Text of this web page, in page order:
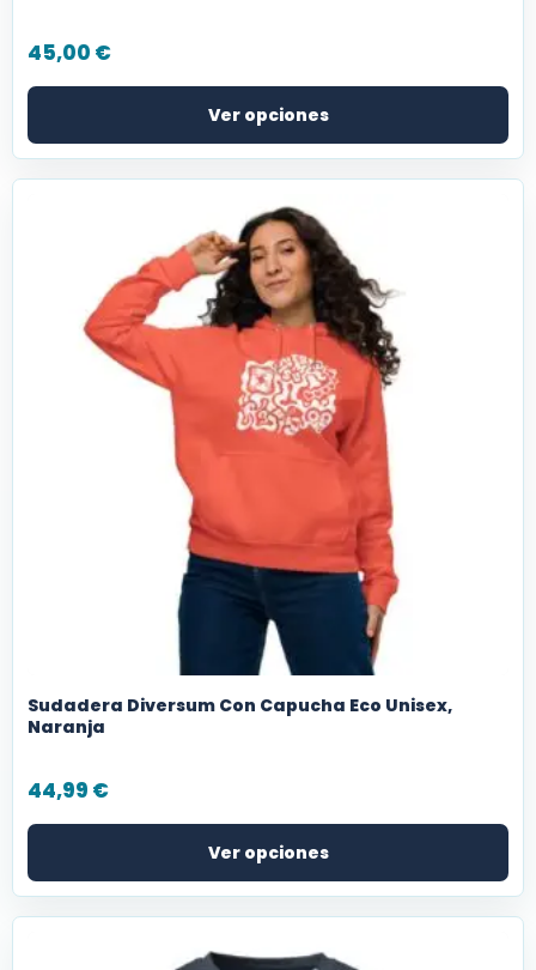
45,00 €
Ver opciones
Sudadera Diversum Con Capucha Eco Unisex,
Naranja
44,99 €
Ver opciones